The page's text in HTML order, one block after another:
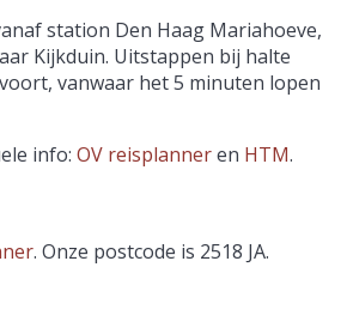
station Den Haag Mariahoeve,
Kijkduin. Uitstappen bij halte
vanwaar het 5 minuten lopen
info: OV reisplanneren HTM.
. Onze postcode is 2518 JA.